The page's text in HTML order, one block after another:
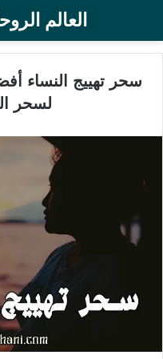
العالم
لسحر